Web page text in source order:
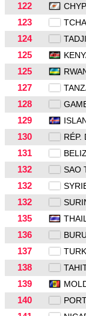
122
123
124
125
125
127
128
129
130
RÉP.
131
132
SAO
132
132
135
136
137
138
139
140